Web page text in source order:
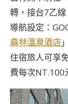
轉，接台7乙
導航設定：
森林溫泉酒店
住宿旅人可享
費每次NT.100